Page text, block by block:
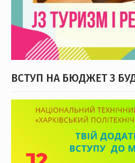
ВСТУП НА БЮДЖЕТ З